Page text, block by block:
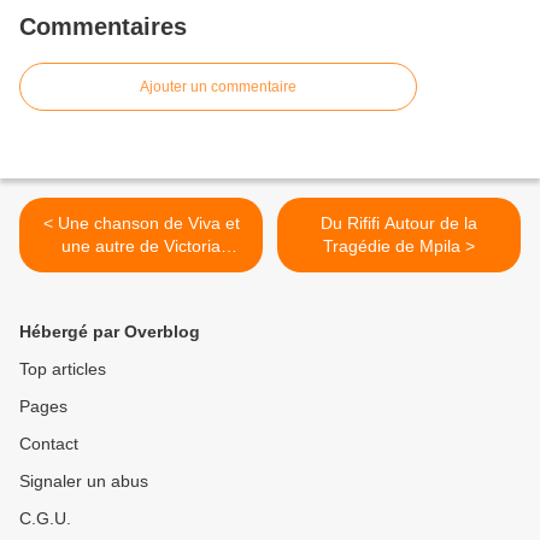
Commentaires
Ajouter un commentaire
< Une chanson de Viva et
une autre de Victoria
recherchées
Du Rififi Autour de la
Tragédie de Mpila >
Hébergé par Overblog
Top articles
Pages
Contact
Signaler un abus
C.G.U.